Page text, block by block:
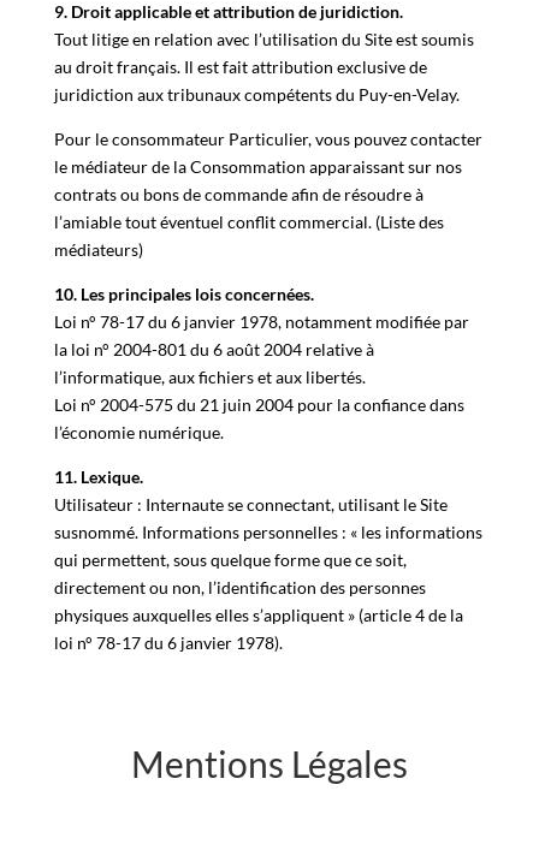
9. Droit applicable et attribution de juridiction.
Tout litige en relation avec l’utilisation du Site est soumis
au droit français. Il est fait attribution exclusive de
juridiction aux tribunaux compétents du Puy-en-Velay.
Pour le consommateur Particulier, vous pouvez contacter
le médiateur de la Consommation apparaissant sur nos
contrats ou bons de commande afin de résoudre à
l’amiable tout éventuel conflit commercial. (Liste des
médiateurs)
10. Les principales lois concernées.
Loi n° 78-17 du 6 janvier 1978, notamment modifiée par
la loi n° 2004-801 du 6 août 2004 relative à
l’informatique, aux fichiers et aux libertés.
Loi n° 2004-575 du 21 juin 2004 pour la confiance dans
l’économie numérique.
11. Lexique.
Utilisateur : Internaute se connectant, utilisant le Site
susnommé. Informations personnelles : « les informations
qui permettent, sous quelque forme que ce soit,
directement ou non, l’identification des personnes
physiques auxquelles elles s’appliquent » (article 4 de la
loi n° 78-17 du 6 janvier 1978).
Mentions Légales